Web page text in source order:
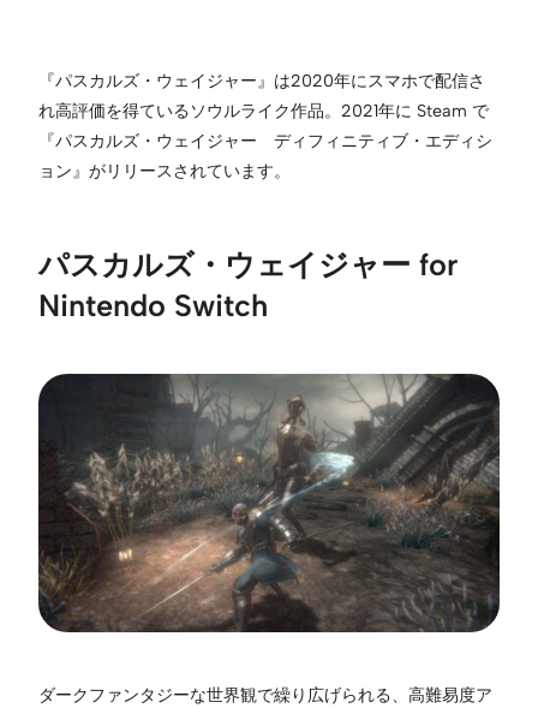
『パスカルズ・ウェイジャー』は2020年にスマホで配信さ
れ高評価を得ているソウルライク作品。2021年に Steam で
『パスカルズ・ウェイジャー ディフィニティブ・エディシ
ョン』がリリースされています。
パスカルズ・ウェイジャー for
Nintendo Switch
ダークファンタジーな世界観で繰り広げられる、高難易度ア